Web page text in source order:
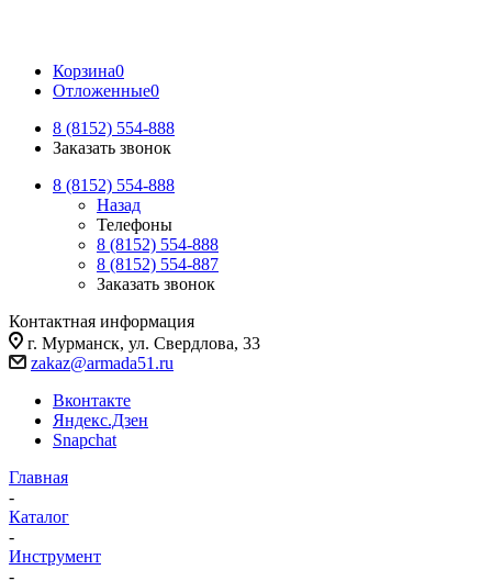
Корзина0
Отложенные0
8 (8152) 554-888
Заказать звонок
8 (8152) 554-888
Назад
Телефоны
8 (8152) 554-888
8 (8152) 554-887
Заказать звонок
Контактная информация
г. Мурманск, ул. Свердлова, 33
zakaz@armada51.ru
Вконтакте
Яндекс.Дзен
Snapchat
Главная
-
Каталог
-
Инструмент
-